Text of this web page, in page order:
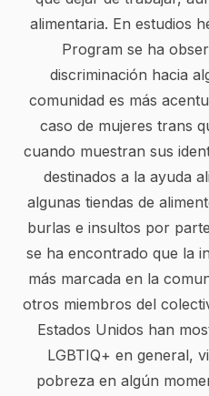
alimentaria. En estudios
Program se ha
discriminación hacia
comunidad es más
caso de mujeres trans
cuando muestran sus
destinados a la ayuda
algunas tiendas de
burlas e insultos por
se ha encontrado que la
más marcada en la
otros miembros del
Estados Unidos han
LGBTIQ+ en general,
pobreza en algún